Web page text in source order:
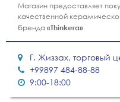
Магазин предоставляет
качественной
бренда«Thinkera»
Г. Жиззах, торговый
+99897 484-88-88
9:00-18:00